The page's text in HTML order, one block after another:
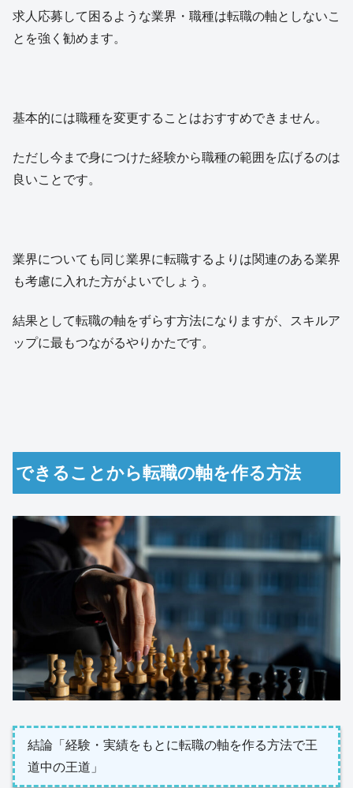
求人応募して困るような業界・職種は転職の軸としないこ
とを強く勧めます。
基本的には職種を変更することはおすすめできません。
ただし今まで身につけた経験から職種の範囲を広げるのは
良いことです。
業界についても同じ業界に転職するよりは関連のある業界
も考慮に入れた方がよいでしょう。
結果として転職の軸をずらす方法になりますが、スキルア
ップに最もつながるやりかたです。
できることから転職の軸を作る方法
結論「経験・実績をもとに転職の軸を作る方法で王
道中の王道」